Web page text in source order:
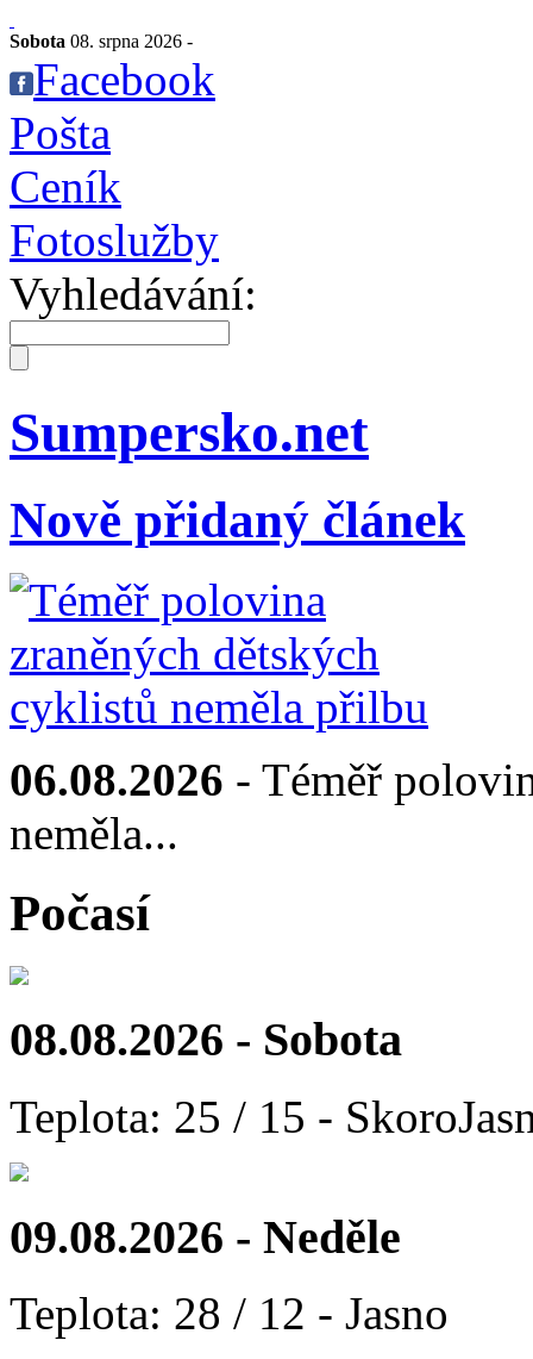
Sobota 08. srpna 2026 -
Facebook
Pošta
Ceník
Fotoslužby
Vyhledávání:
Sumpersko.net
Nově přidaný článek
06.08.2026 - Téměř
neměla...
Počasí
08.08.2026 - Sobota
Teplota: 25 / 15 -
09.08.2026 - Neděle
Teplota: 28 / 12 - Jasno